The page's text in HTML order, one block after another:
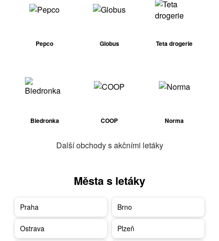
Pepco Globus Teta drogerie
Biedronka COOP Norma
Další obchody s akčními letáky
Města s letáky
Praha Brno
Ostrava Plzeň